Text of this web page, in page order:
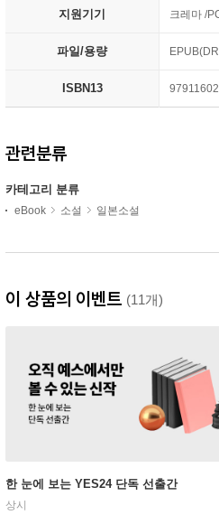
지원기기 크레마 /
파일/용량
ISBN13
관련분류
카테고리 분류
eBook 소설 일본소설
이 상품의 이벤트 (11개)
한 눈에 보는 YES24 단독 선출간
상시